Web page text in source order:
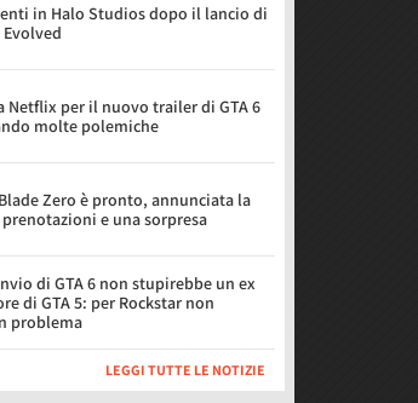
in Halo Studios dopo il lancio di
Netflix per il nuovo trailer di GTA 6
molte polemiche
Zero è pronto, annunciata la
e una sorpresa
di GTA 6 non stupirebbe un ex
di GTA 5: per Rockstar non
problema
LEGGI TUTTE LE NOTIZIE